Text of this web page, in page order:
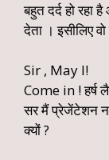
बहुत दर्द हो
देता । इसीलिए
Sir , May I!
Come in ! हर्ष
सर मैं प्रेजेंटेशन
क्यों ?